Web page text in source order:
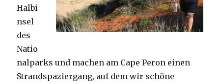
Halbi
nsel
des
Natio
nalparks und machen am Cape Peron einen
Strandspaziergang, auf dem wir schöne